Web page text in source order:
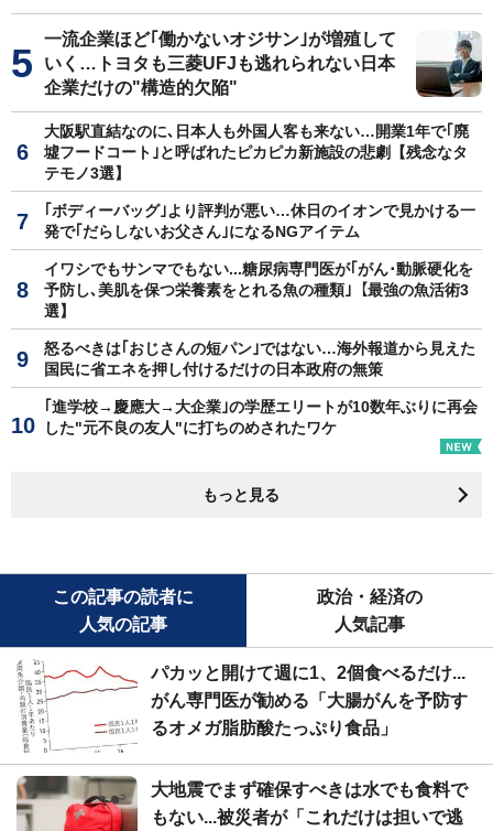
一流企業ほど｢働かないオジサン｣が増殖して
いく…トヨタも三菱UFJも逃れられない日本
企業だけの"構造的欠陥"
大阪駅直結なのに､日本人も外国人客も来ない…開業1年で｢廃
墟フードコート｣と呼ばれたピカピカ新施設の悲劇【残念なタ
テモノ3選】
｢ボディーバッグ｣より評判が悪い…休日のイオンで見かける一
発で｢だらしないお父さん｣になるNGアイテム
イワシでもサンマでもない...糖尿病専門医が｢がん･動脈硬化を
予防し､美肌を保つ栄養素をとれる魚の種類｣【最強の魚活術3
選】
怒るべきは｢おじさんの短パン｣ではない…海外報道から見えた
国民に省エネを押し付けるだけの日本政府の無策
｢進学校→慶應大→大企業｣の学歴エリートが10数年ぶりに再会
した"元不良の友人"に打ちのめされたワケ
もっと見る
この記事の読者に
人気の記事
政治・経済の
人気記事
パカッと開けて週に1、2個食べるだけ...
がん専門医が勧める「大腸がんを予防す
るオメガ脂肪酸たっぷり食品」
大地震でまず確保すべきは水でも食料で
もない...被災者が「これだけは担いで逃